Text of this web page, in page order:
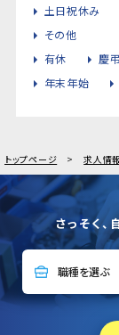
土日祝休み
その他
有休
慶弔
年末年始
トップページ 求人情
さっそく、